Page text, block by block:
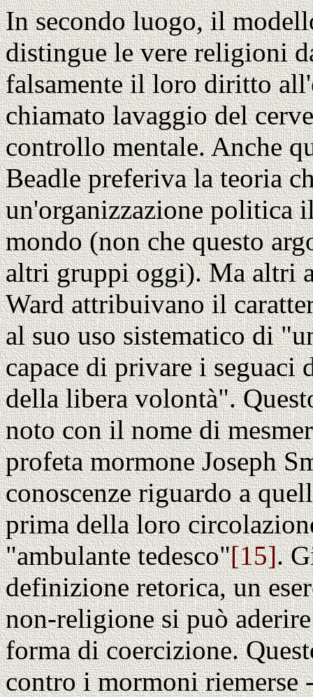
In secondo luogo, il
distingue le vere religioni
falsamente il loro diritto
chiamato lavaggio del
controllo mentale. Anche
Beadle preferiva la teoria
un'organizzazione politica
mondo (non che questo
altri gruppi oggi). Ma altri
Ward attribuivano il
al suo uso sistematico di
capace di privare i seguaci
della libera volontà".
noto con il nome di
profeta mormone Joseph
conoscenze riguardo a
prima della loro
"ambulante tedesco"[15].
definizione retorica, un
non-religione si può
forma di coercizione.
contro i mormoni riemerse